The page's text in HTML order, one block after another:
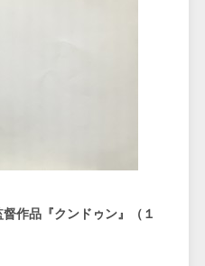
作品『クンドゥン』（１